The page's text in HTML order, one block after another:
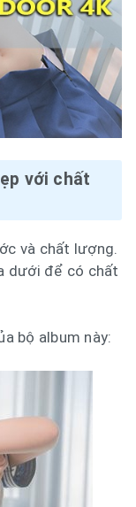
với chất
và chất lượng.
dưới để có chất
bộ album này: